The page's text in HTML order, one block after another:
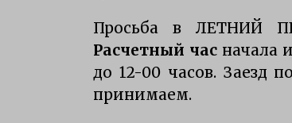
6 лет ago
Особенности
Просьба в ЛЕТНИЙ
Расчетный часначала
до 12-00 часов. Заезд
принимаем.